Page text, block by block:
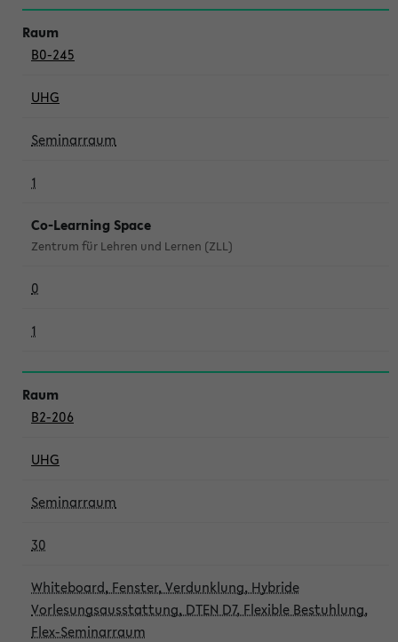
B0-245
UHG
Seminarraum
1
Co-Learning Space
Zentrum für Lehren und Lernen (ZLL)
0
1
B2-206
UHG
Seminarraum
30
Whiteboard, Fenster, Verdunklung, Hybride
Vorlesungsausstattung, DTEN D7, Flexible Bestuhlung,
Flex-Seminarraum